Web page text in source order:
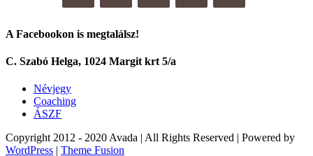
A Facebookon is megtalálsz!
C. Szabó Helga, 1024 Margit krt 5/a
Névjegy
Coaching
ÁSZF
Copyright 2012 - 2020 Avada | All Rights Reserved | Powered by
WordPress | Theme Fusion